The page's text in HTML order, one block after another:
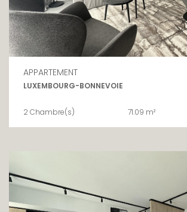
APPARTEMENT
LUXEMBOURG-BONNEVOIE
2 Chambre(s) 71.09 m²